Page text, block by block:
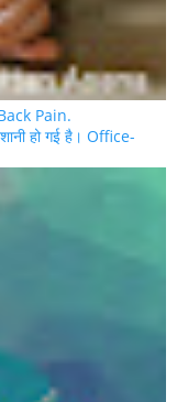
Pain.
हो गई है। Office-